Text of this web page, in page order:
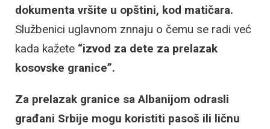
dokumenta vršite u opštini, kod matičara.
Službenici uglavnom znnaju o čemu se radi već
kada kažete “izvod za dete za prelazak
kosovske granice”.
Za prelazak granice sa Albanijom odrasli
građani Srbije mogu koristiti pasoš ili ličnu